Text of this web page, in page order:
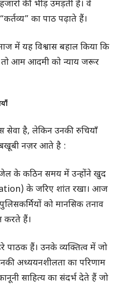
की भीड़ उमड़ती है। वे
का पाठ पढ़ाते हैं।
में यह विश्वास बहाल किया कि
तो आम आदमी को न्याय जरूर
सेवा है, लेकिन उनकी रुचियाँ
बखूबी नज़र आते है :
के कठिन समय में उन्होंने खुद
के जरिए शांत रखा। आज
को मानसिक तनाव
करते हैं।
पाठक हैं। उनके व्यक्तित्व में जो
अध्ययनशीलता का परिणाम
साहित्य का संदर्भ देते हैं जो